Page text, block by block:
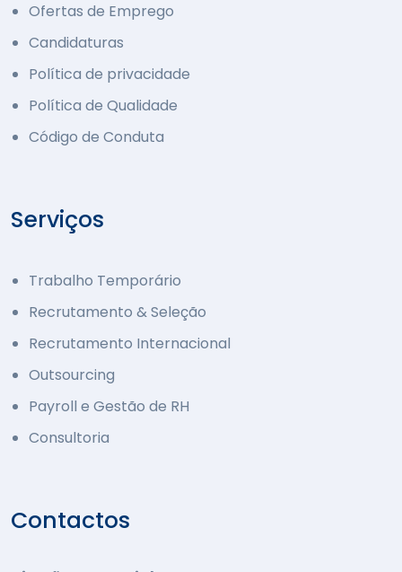
Ofertas de Emprego
Candidaturas
Política de privacidade
Política de Qualidade
Código de Conduta
Serviços
Trabalho Temporário
Recrutamento & Seleção
Recrutamento Internacional
Outsourcing
Payroll e Gestão de RH
Consultoria
Contactos